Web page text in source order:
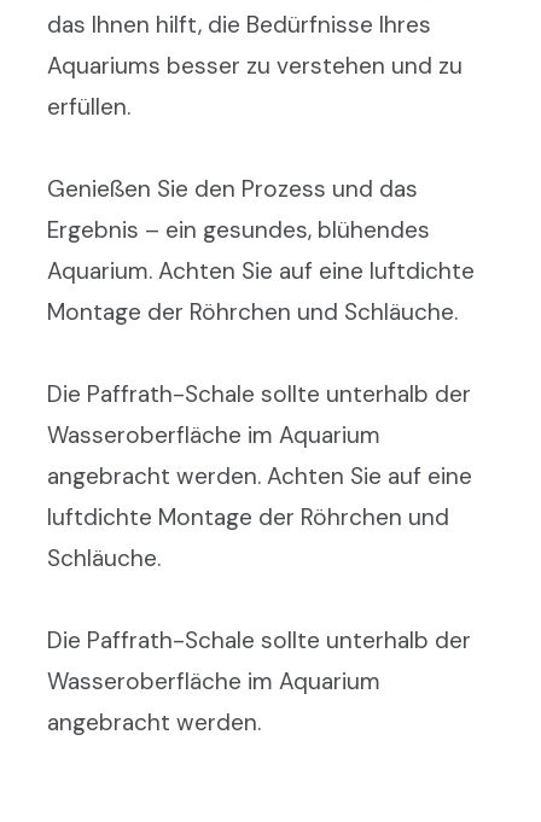
das Ihnen hilft, die Bedürfnisse Ihres
Aquariums besser zu verstehen und zu
erfüllen.
Genießen Sie den Prozess und das
Ergebnis – ein gesundes, blühendes
Aquarium. Achten Sie auf eine luftdichte
Montage der Röhrchen und Schläuche.
Die Paffrath-Schale sollte unterhalb der
Wasseroberfläche im Aquarium
angebracht werden. Achten Sie auf eine
luftdichte Montage der Röhrchen und
Schläuche.
Die Paffrath-Schale sollte unterhalb der
Wasseroberfläche im Aquarium
angebracht werden.